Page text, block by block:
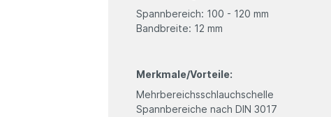
Spannbereich: 100 - 120 mm
Bandbreite: 12 mm
Merkmale/Vorteile:
Mehrbereichsschlauchschelle
Spannbereiche nach DIN 3017